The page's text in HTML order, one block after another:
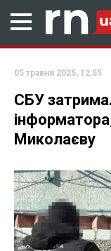
05 травня 2025, 12:55
СБУ
Миколаєву